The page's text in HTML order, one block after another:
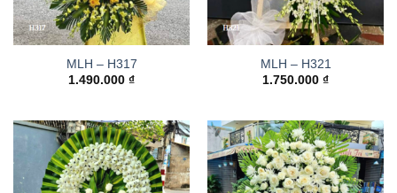
MLH – H317
1.490.000 ₫
MLH – H321
1.750.000 ₫